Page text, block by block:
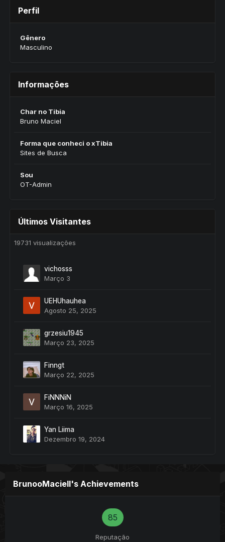
Perfil
Gênero
Masculino
Informações
Char no Tibia
Bruno Maciel
Forma que conheci o xTibia
Sites de Busca
Sou
OT-Admin
Últimos Visitantes
19731 visualizações
vichosss
Março 3
UEHUhauhea
Agosto 25, 2025
grzesiu1945
Março 23, 2025
Finngt
Março 22, 2025
FiNNNiN
Março 16, 2025
Yan Liima
Dezembro 19, 2024
BrunooMaciell's Achievements
85
Reputação